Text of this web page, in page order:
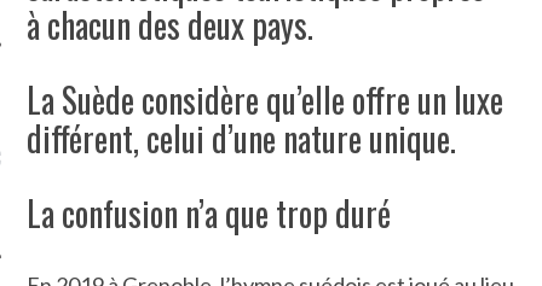
MES DERNIERS
SUR FACEBOOK
à chacun des deux pays.
La Suède considère qu’elle offre un luxe
différent, celui d’une nature unique.
La confusion n’a que trop duré